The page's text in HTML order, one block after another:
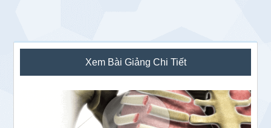
Sidebar
chính
Xem Bài Giảng Chi Tiết